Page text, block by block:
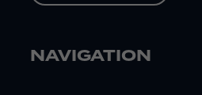
NAVIGATION